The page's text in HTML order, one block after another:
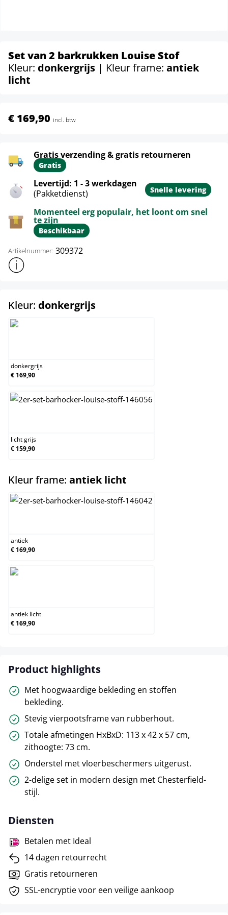
Set van 2 barkrukken Louise Stof
Kleur: donkergrijs | Kleur frame: antiek
licht
€ 169,90 incl. btw
Gratis verzending & gratis retourneren
Gratis
Levertijd: 1 - 3 werkdagen
(Pakketdienst)
Snelle levering
Momenteel erg populair, het loont om snel
te zijn
Beschikbaar
Artikelnummer: 309372
Toon meer productinformatie
Kleur: donkergrijsselect
donkergrijs
€ 169,90
licht grijs
€ 159,90
Kleur frame: antiek licht
antiek
€ 169,90
antiek licht
€ 169,90
Product highlights
Met hoogwaardige bekleding en stoffen
bekleding.
Stevig vierpootsframe van rubberhout.
Totale afmetingen HxBxD: 113 x 42 x 57 cm,
zithoogte: 73 cm.
Onderstel met vloerbeschermers uitgerust.
2-delige set in modern design met Chesterfield-
stijl.
Diensten
Betalen met Ideal
14 dagen retourrecht
Gratis retourneren
SSL-encryptie voor een veilige aankoop